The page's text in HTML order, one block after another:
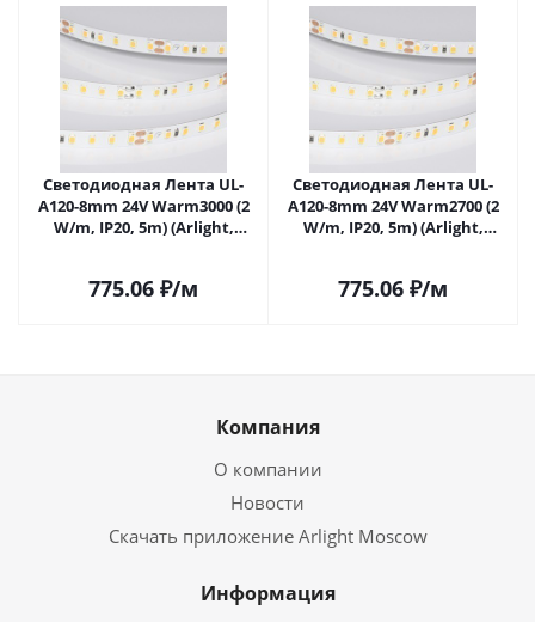
Светодиодная Лента UL-
A120-8mm 24V Warm3000 (2
W/m, IP20, 5m) (Arlight,
775.06 ₽/м
Светодиодная Лента UL-
A120-8mm 24V Warm2700 (2
W/m, IP20, 5m) (Arlight,
775.06 ₽/м
Компания
О компании
Новости
Скачать приложение Arlight Moscow
Информация